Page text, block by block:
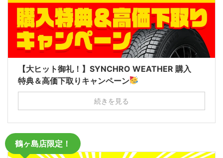
【大ヒット御礼！】SYNCHRO WEATHER 購入
特典＆高価下取りキャンペーン
続きを見る
鶴ヶ島店限定！